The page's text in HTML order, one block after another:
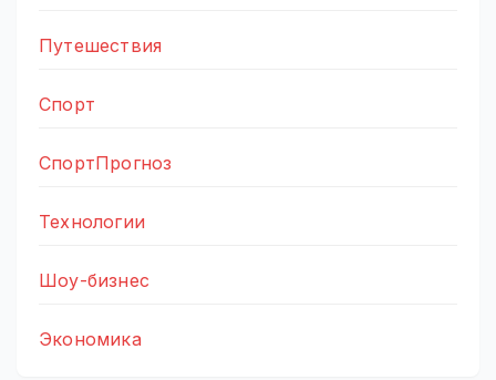
Путешествия
Спорт
СпортПрогноз
Технологии
Шоу-бизнес
Экономика